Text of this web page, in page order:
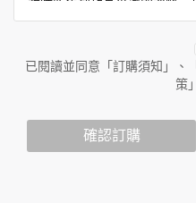
務時收集到的身份識別資料，
作與本公司合作時分享的任
人員。例如您透過本公司旗下
放連結的廠商也可能蒐集您個
人資訊，這些廣告廠商或連
您個人在本網站上的聊天室
已閱讀並同意「訂購須知」、
策
確認訂購